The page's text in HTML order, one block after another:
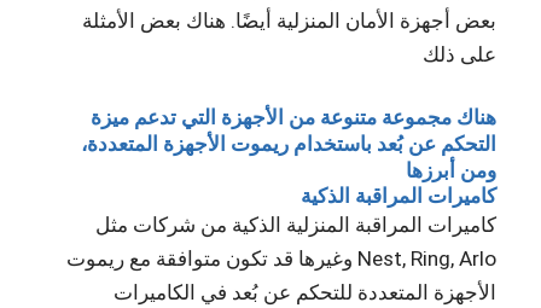
بعض أجهزة الأمان المنزلية أيضًا. هناك بعض الأمثلة
على ذلك
هناك مجموعة متنوعة من الأجهزة التي تدعم ميزة
التحكم عن بُعد باستخدام ريموت الأجهزة المتعددة،
ومن أبرزها
كاميرات المراقبة الذكية
كاميرات المراقبة المنزلية الذكية من شركات مثل
Nest, Ring, Arlo وغيرها قد تكون متوافقة مع ريموت
الأجهزة المتعددة للتحكم عن بُعد في الكاميرات